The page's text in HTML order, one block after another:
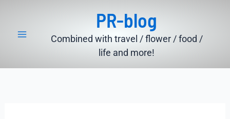
PR-blog
Combined with travel / flower / food /
life and more!